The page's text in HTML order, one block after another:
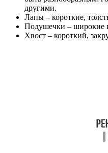
другими.
Лапы – короткие,
Подушечки – широкие
Хвост – короткий,